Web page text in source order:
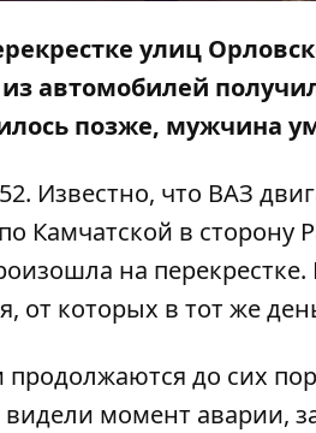
улиц
из автомобилей
позже, мужчина
Известно, что ВАЗ
Камчатской в сторону
на
от которых в тот же
продолжаются до сих
момент аварии,